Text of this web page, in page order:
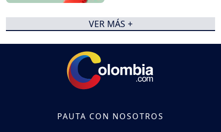
VER MÁS +
PAUTA CON NOSOTROS